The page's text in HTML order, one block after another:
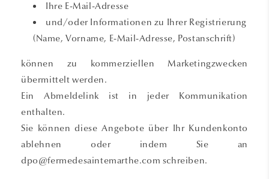
Ihre E-Mail-Adresse
und/oder Informationen zu Ihrer Registrierung
(Name, Vorname, E-Mail-Adresse, Postanschrift)
können zu kommerziellen Marketingzwecken
übermittelt werden.
Ein Abmeldelink ist in jeder Kommunikation
enthalten.
Sie können diese Angebote über Ihr Kundenkonto
ablehnen oder indem Sie an
dpo@fermedesaintemarthe.com schreiben.